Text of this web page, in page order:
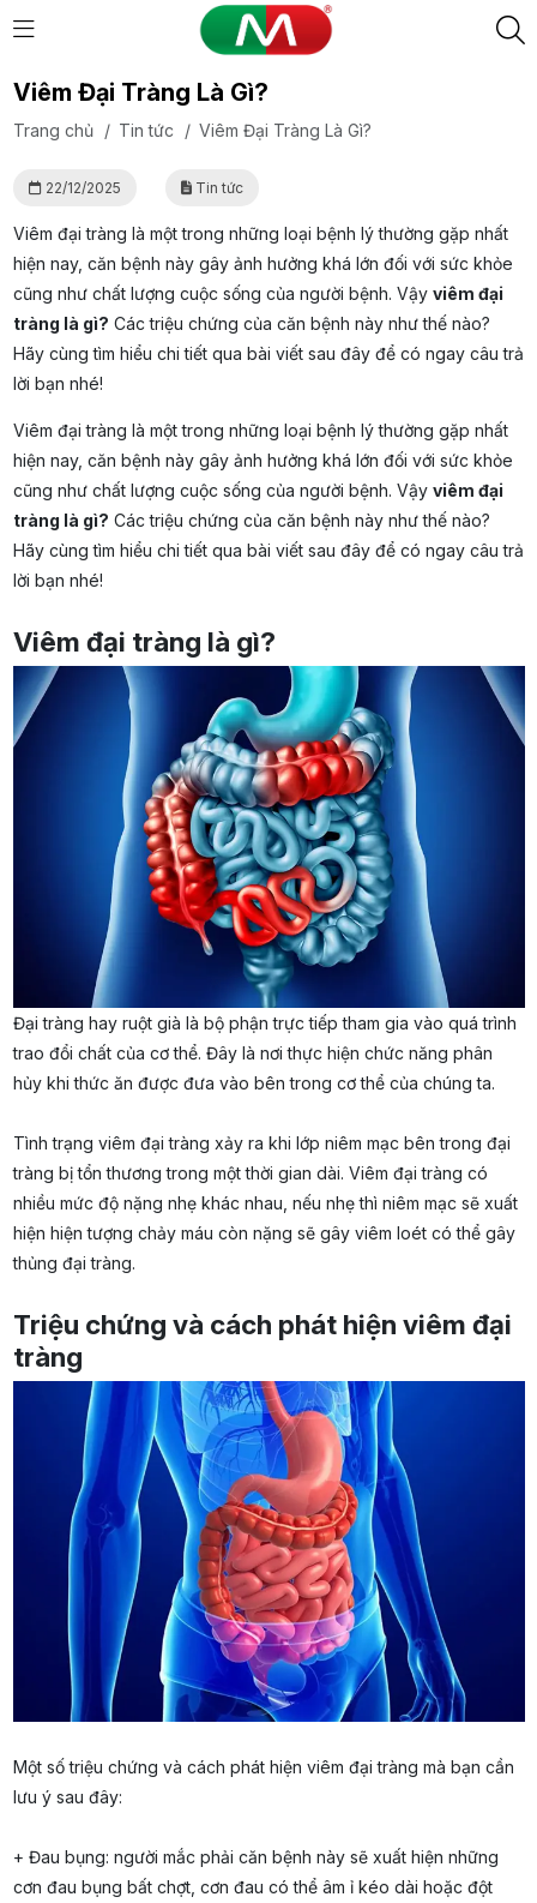
Viêm Đại Tràng Là Gì?
Trang chủ / Tin tức / Viêm Đại Tràng Là Gì?
22/12/2025 Tin tức
Viêm đại tràng là một trong những loại bệnh lý thường gặp nhất
hiện nay, căn bệnh này gây ảnh hưởng khá lớn đối với sức khỏe
cũng như chất lượng cuộc sống của người bệnh. Vậy viêm đại
tràng là gì? Các triệu chứng của căn bệnh này như thế nào?
Hãy cùng tìm hiểu chi tiết qua bài viết sau đây để có ngay câu trả
lời bạn nhé!
Viêm đại tràng là một trong những loại bệnh lý thường gặp nhất
hiện nay, căn bệnh này gây ảnh hưởng khá lớn đối với sức khỏe
cũng như chất lượng cuộc sống của người bệnh. Vậy viêm đại
tràng là gì? Các triệu chứng của căn bệnh này như thế nào?
Hãy cùng tìm hiểu chi tiết qua bài viết sau đây để có ngay câu trả
lời bạn nhé!
Viêm đại tràng là gì?
Đại tràng hay ruột già là bộ phận trực tiếp tham gia vào quá trình
trao đổi chất của cơ thể. Đây là nơi thực hiện chức năng phân
hủy khi thức ăn được đưa vào bên trong cơ thể của chúng ta.
Tình trạng viêm đại tràng xảy ra khi lớp niêm mạc bên trong đại
tràng bị tổn thương trong một thời gian dài. Viêm đại tràng có
nhiều mức độ nặng nhẹ khác nhau, nếu nhẹ thì niêm mạc sẽ xuất
hiện hiện tượng chảy máu còn nặng sẽ gây viêm loét có thể gây
thủng đại tràng.
Triệu chứng và cách phát hiện viêm đại
tràng
Một số triệu chứng và cách phát hiện viêm đại tràng mà bạn cần
lưu ý sau đây:
+ Đau bụng: người mắc phải căn bệnh này sẽ xuất hiện những
cơn đau bụng bất chợt, cơn đau có thể âm ỉ kéo dài hoặc đột